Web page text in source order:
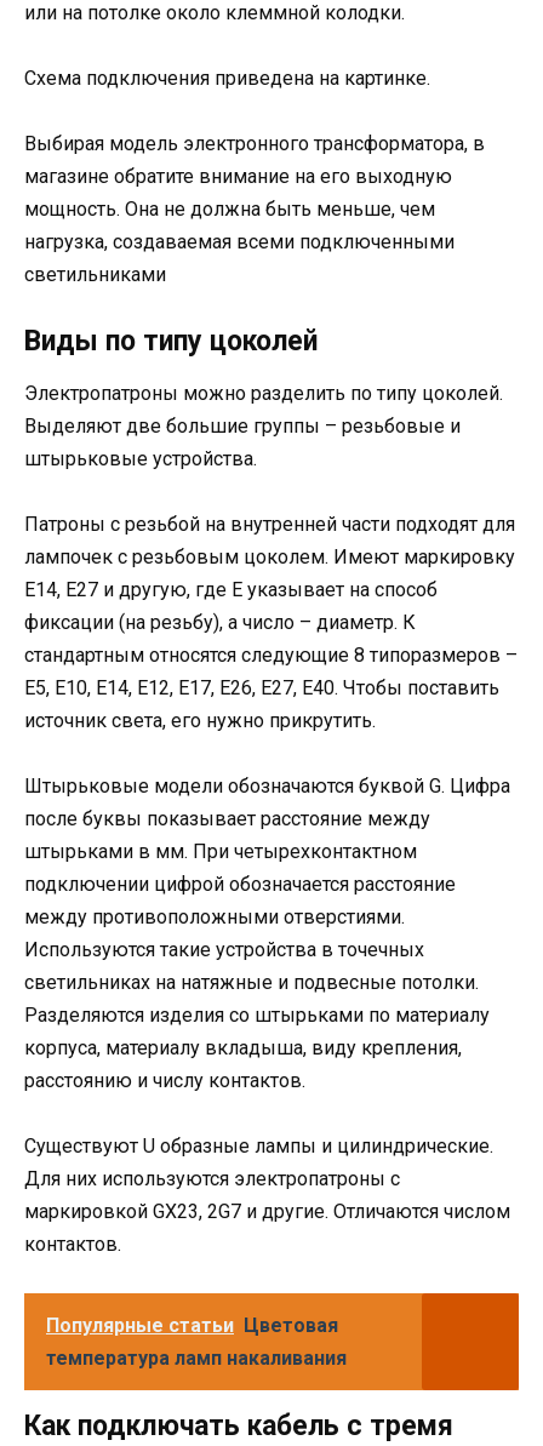
или на потолке около клеммной колодки.
Схема подключения приведена на картинке.
Выбирая модель электронного трансформатора, в
магазине обратите внимание на его выходную
мощность. Она не должна быть меньше, чем
нагрузка, создаваемая всеми подключенными
светильниками
Виды по типу цоколей
Электропатроны можно разделить по типу цоколей.
Выделяют две большие группы – резьбовые и
штырьковые устройства.
Патроны с резьбой на внутренней части подходят для
лампочек с резьбовым цоколем. Имеют маркировку
Е14, Е27 и другую, где Е указывает на способ
фиксации (на резьбу), а число – диаметр. К
стандартным относятся следующие 8 типоразмеров –
Е5, Е10, Е14, Е12, Е17, Е26, Е27, Е40. Чтобы поставить
источник света, его нужно прикрутить.
Штырьковые модели обозначаются буквой G. Цифра
после буквы показывает расстояние между
штырьками в мм. При четырехконтактном
подключении цифрой обозначается расстояние
между противоположными отверстиями.
Используются такие устройства в точечных
светильниках на натяжные и подвесные потолки.
Разделяются изделия со штырьками по материалу
корпуса, материалу вкладыша, виду крепления,
расстоянию и числу контактов.
Существуют U образные лампы и цилиндрические.
Для них используются электропатроны с
маркировкой GX23, 2G7 и другие. Отличаются числом
контактов.
Популярные статьи Цветовая
температура ламп накаливания
Как подключать кабель с тремя